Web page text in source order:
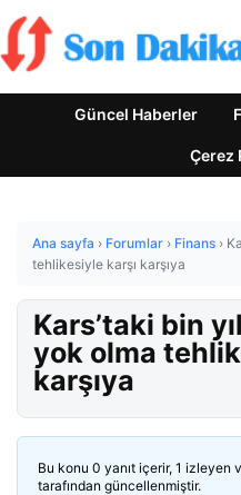
Güncel Haberler
Çerez
Ana sayfa › Forumlar › Finans ›
tehlikesiyle karşı karşıya
Kars’taki bin
yok olma
karşıya
Bu konu 0 yanıt içerir, 1 izleyen
tarafından güncellenmiştir.